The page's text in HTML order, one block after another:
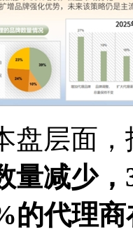
层面，
量减少
的代理